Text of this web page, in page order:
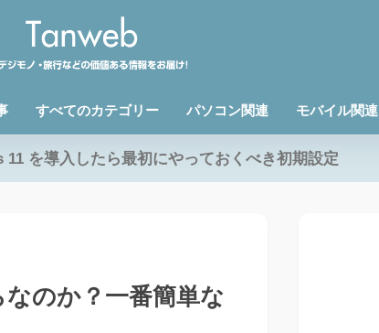
すべてのカテゴリー パソコン関連 モバイル関連
を導入したら最初にやっておくべき初期設定
のか？一番簡単な